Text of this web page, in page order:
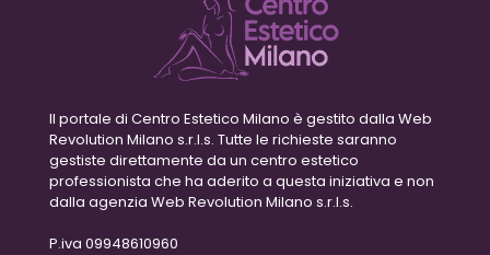
Il portale di Centro Estetico Milano è gestito dalla Web
Revolution Milano s.r.l.s. Tutte le richieste saranno
gestiste direttamente da un centro estetico
professionista che ha aderito a questa iniziativa e non
dalla agenzia Web Revolution Milano s.r.l.s.
P.iva 09948610960